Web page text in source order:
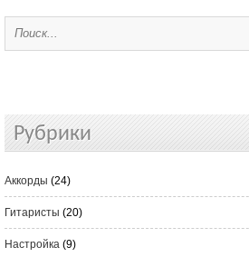
Рубрики
Аккорды (24)
Гитаристы (20)
Настройка (9)